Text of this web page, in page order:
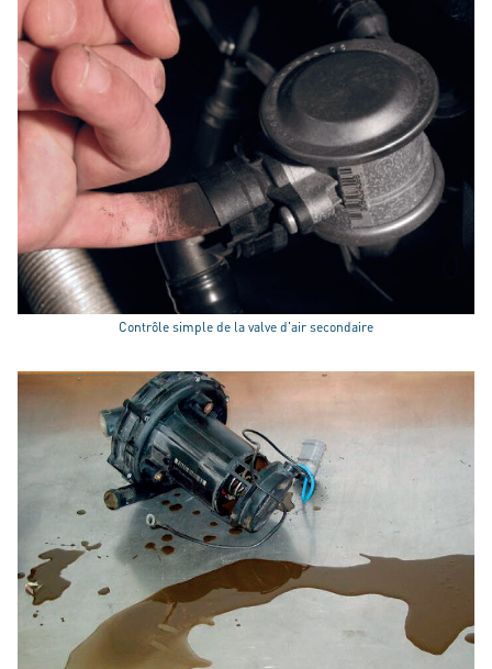
Contrôle simple de la valve d'air secondaire